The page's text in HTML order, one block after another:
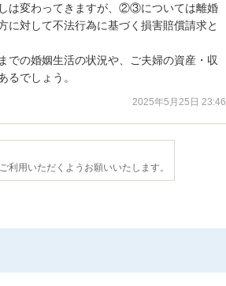
は変わってきますが、②③については離婚
対して不法行為に基づく損害賠償請求と
での婚姻生活の状況や、ご夫婦の資産・収
るでしょう。
2025年5月25日 23:46
利用いただくようお願いいたします。